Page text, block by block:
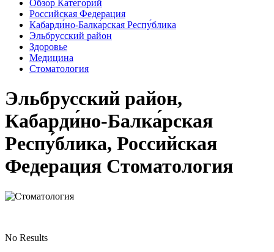
Обзор Категорий
Российская Федерация
Кабарди́но-Балка́рская Респу́блика
Эльбрусский район
Здоровье
Медицина
Стоматология
Эльбрусский район,
Кабарди́но-Балка́рская
Респу́блика, Российская
Федерация Стоматология
No Results